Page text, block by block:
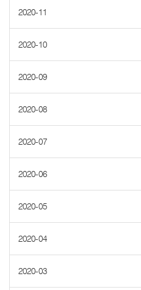
2020-11
2020-10
2020-09
2020-08
2020-07
2020-06
2020-05
2020-04
2020-03